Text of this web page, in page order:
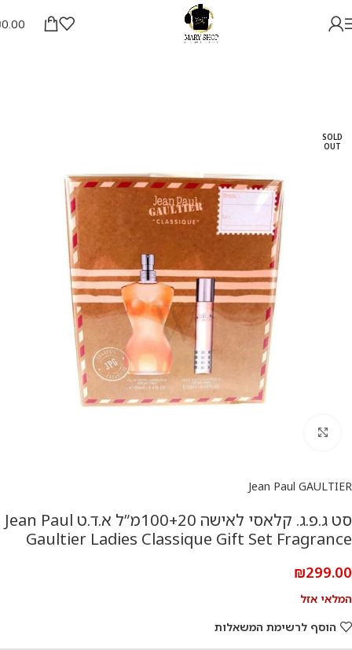
0.00
SOLD
OUT
Jean Paul GAULTIER
סט ג.פ.ג. קלאסי לאישה 100+20מ”ל א.ד.ט Jean Paul
Gaultier Ladies Classique Gift Set Fragrance
₪299.00
המלאי אזל
הוסף לרשימת המשאלות